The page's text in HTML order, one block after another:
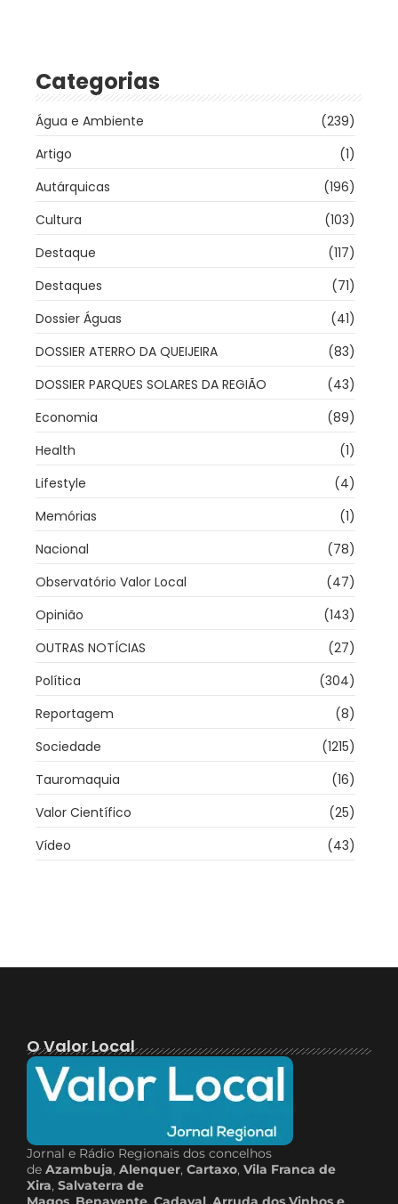
Categorias
Água e Ambiente
(239)
Artigo
(1)
Autárquicas
(196)
Cultura
(103)
Destaque
(117)
Destaques
(71)
Dossier Águas
(41)
DOSSIER ATERRO DA QUEIJEIRA
(83)
DOSSIER PARQUES SOLARES DA REGIÃO
(43)
Economia
(89)
Health
(1)
Lifestyle
(4)
Memórias
(1)
Nacional
(78)
Observatório Valor Local
(47)
Opinião
(143)
OUTRAS NOTÍCIAS
(27)
Política
(304)
Reportagem
(8)
Sociedade
(1215)
Tauromaquia
(16)
Valor Científico
(25)
Vídeo
(43)
O Valor Local
Jornal e Rádio Regionais dos concelhos
de Azambuja, Alenquer, Cartaxo, Vila Franca de
Xira, Salvaterra de